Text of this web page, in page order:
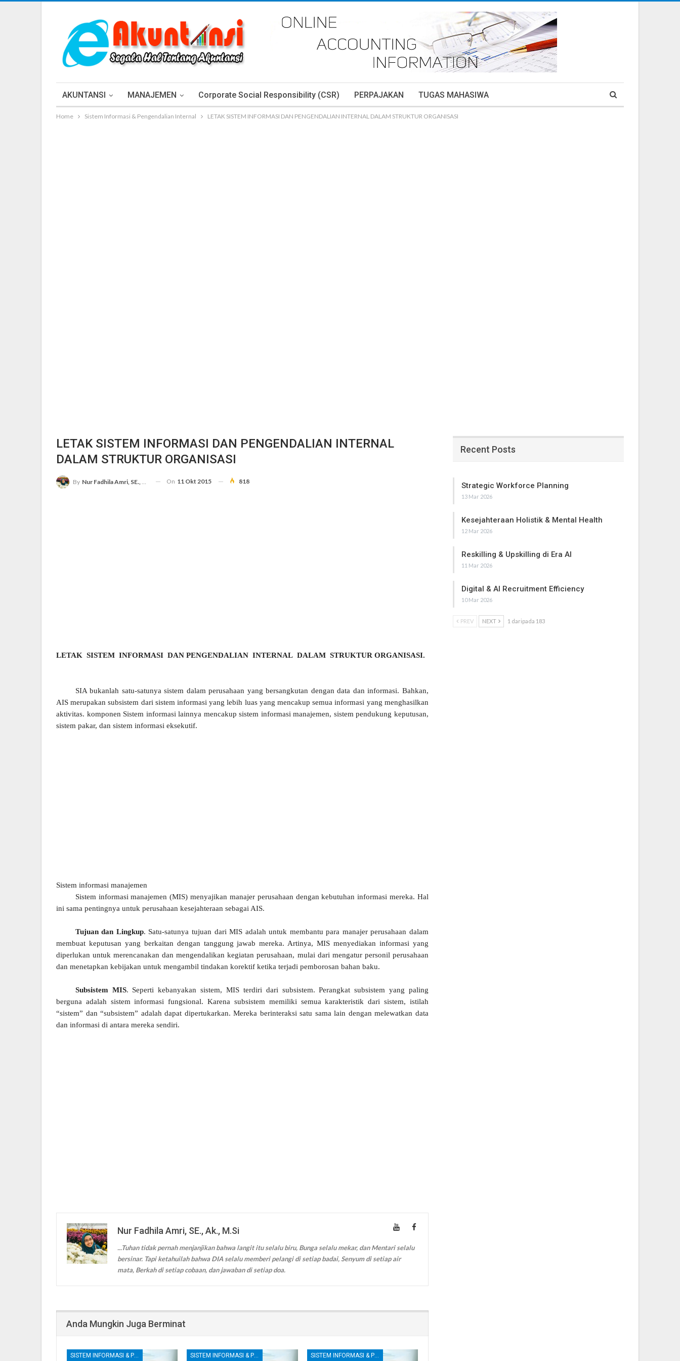
AKUNTANSI MANAJEMEN Corporate Social Responsibility (CSR) PERPAJAKAN TUGAS MAHASIWA
Home Sistem Informasi & Pengendalian Internal LETAK SISTEM INFORMASI DAN PENGENDALIAN INTERNAL DALAM STRUKTUR ORGANISASI
LETAK SISTEM INFORMASI DAN PENGENDALIAN INTERNAL
DALAM STRUKTUR ORGANISASI
By Nur Fadhila Amri, SE., Ak., M.Si On 11 Okt 2015 818
LETAK SISTEM INFORMASI DAN PENGENDALIAN INTERNAL DALAM STRUKTUR ORGANISASI.
SIA bukanlah satu-satunya sistem dalam perusahaan yang bersangkutan dengan data dan informasi. Bahkan,
AIS merupakan subsistem dari sistem informasi yang lebih luas yang mencakup semua informasi yang menghasilkan
aktivitas. komponen Sistem informasi lainnya mencakup sistem informasi manajemen, sistem pendukung keputusan,
sistem pakar, dan sistem informasi eksekutif.
Sistem informasi manajemen
Sistem informasi manajemen (MIS) menyajikan manajer perusahaan dengan kebutuhan informasi mereka. Hal
ini sama pentingnya untuk perusahaan kesejahteraan sebagai AIS.
Tujuan dan Lingkup. Satu-satunya tujuan dari MIS adalah untuk membantu para manajer perusahaan dalam
membuat keputusan yang berkaitan dengan tanggung jawab mereka. Artinya, MIS menyediakan informasi yang
diperlukan untuk merencanakan dan mengendalikan kegiatan perusahaan, mulai dari mengatur personil perusahaan
dan menetapkan kebijakan untuk mengambil tindakan korektif ketika terjadi pemborosan bahan baku.
Subsistem MIS. Seperti kebanyakan sistem, MIS terdiri dari subsistem. Perangkat subsistem yang paling
berguna adalah sistem informasi fungsional. Karena subsistem memiliki semua karakteristik dari sistem, istilah
“sistem” dan “subsistem” adalah dapat dipertukarkan. Mereka berinteraksi satu sama lain dengan melewatkan data
dan informasi di antara mereka sendiri.
Nur Fadhila Amri, SE., Ak., M.Si
...Tuhan tidak pernah menjanjikan bahwa langit itu selalu biru, Bunga selalu mekar, dan Mentari selalu
bersinar. Tapi ketahuilah bahwa DIA selalu memberi pelangi di setiap badai, Senyum di setiap air
mata, Berkah di setiap cobaan, dan jawaban di setiap doa.
Anda Mungkin Juga Berminat
SISTEM INFORMASI & PENGENDALIAN INTERNAL SISTEM INFORMASI & PENGENDALIAN INTERNAL SISTEM INFORMASI & PENGENDALIAN INTERNAL
Recent Posts
Strategic Workforce Planning
13 Mar 2026
Kesejahteraan Holistik & Mental Health
12 Mar 2026
Reskilling & Upskilling di Era AI
11 Mar 2026
Digital & AI Recruitment Efficiency
10 Mar 2026
PREV NEXT 1 daripada 183